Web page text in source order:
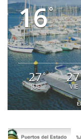
16°
27°
JUE
27
VIE